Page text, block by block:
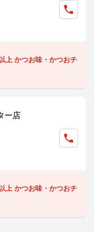
上 かつお味・かつおチ
ー店
上 かつお味・かつおチ